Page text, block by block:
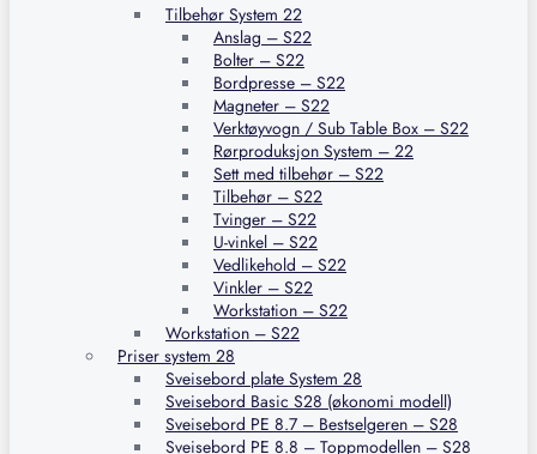
Tilbehør System 22
Anslag – S22
Bolter – S22
Bordpresse – S22
Magneter – S22
Verktøyvogn / Sub Table Box – S22
Rørproduksjon System – 22
Sett med tilbehør – S22
Tilbehør – S22
Tvinger – S22
U-vinkel – S22
Vedlikehold – S22
Vinkler – S22
Workstation – S22
Workstation – S22
Priser system 28
Sveisebord plate System 28
Sveisebord Basic S28 (økonomi modell)
Sveisebord PE 8.7 – Bestselgeren – S28
Sveisebord PE 8.8 – Toppmodellen – S28